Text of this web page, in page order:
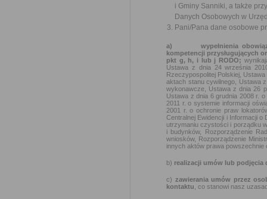
i Gminy Sanniki, a także
Danych Osobowych w
Pani/Pana dane osobowe
a) wypełnienia
kompetencji przysługujących
pkt g, h, i lub j RODO;
Ustawa z dnia 24 września
Rzeczypospolitej Polskiej,
aktach stanu cywilnego, Ustawa
wykonawcze, Ustawa z dnia 26
Ustawa z dnia 6 grudnia 2008 r.
2011 r. o systemie informacji
2001 r. o ochronie praw
Centralnej Ewidencji i Informacji
utrzymaniu czystości i porządku
i budynków, Rozporządzenie
wniosków, Rozporządzenie
innych aktów prawa
b) realizacji umów lub podjęcia
c) zawierania umów przez
kontaktu , co stanowi nasz